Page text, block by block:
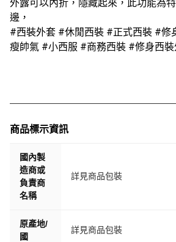
外露可以內折，隱藏起來，此功能為
邊，
#西裝外套 #休閒西裝 #正式西裝 #修
瘦帥氣 #小西服 #商務西裝 #修身西
商品標示資訊
國內製
造商或
負責商
名稱
詳見商品包裝
原產地/
國
詳見商品包裝